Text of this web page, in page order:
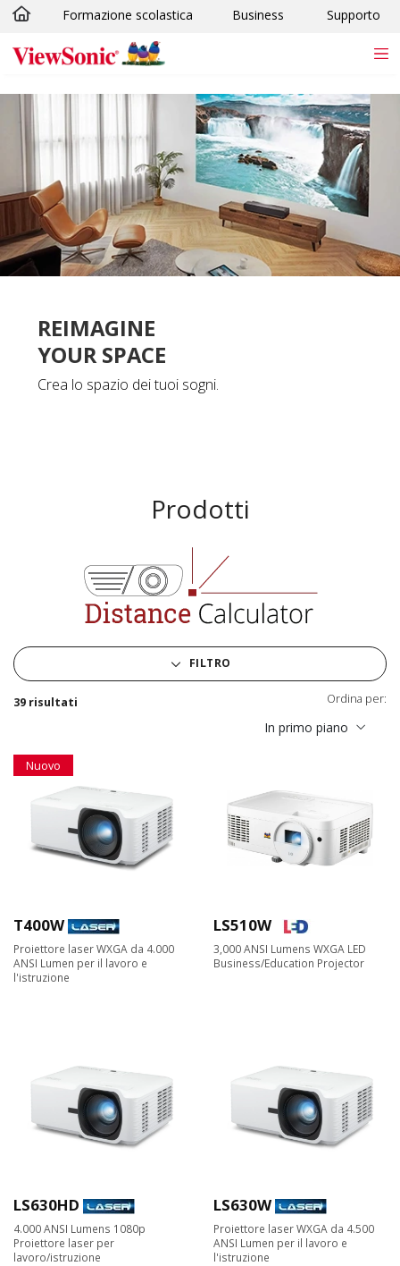
Skip to main content
Formazione scolastica Business Supporto
REIMAGINE
YOUR SPACE
Crea lo spazio dei tuoi sogni.
Prodotti
FILTRO
39 risultati Ordina per:
In primo piano
Nuovo
T400W
Proiettore laser WXGA da 4.000
ANSI Lumen per il lavoro e
l'istruzione
LS510W
3,000 ANSI Lumens WXGA LED
Business/Education Projector​
LS630HD
4.000 ANSI Lumens 1080p
Proiettore laser per
lavoro/istruzione
LS630W
Proiettore laser WXGA da 4.500
ANSI Lumen per il lavoro e
l'istruzione